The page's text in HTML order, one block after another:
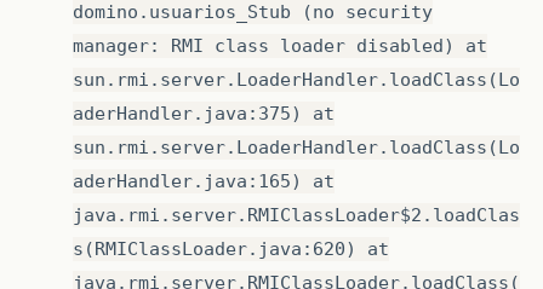
domino.usuarios_Stub (no security
manager: RMI class loader disabled) at
sun.rmi.server.LoaderHandler.loadClass(Lo
aderHandler.java:375) at
sun.rmi.server.LoaderHandler.loadClass(Lo
aderHandler.java:165) at
java.rmi.server.RMIClassLoader$2.loadClas
s(RMIClassLoader.java:620) at
java.rmi.server.RMIClassLoader.loadClass(